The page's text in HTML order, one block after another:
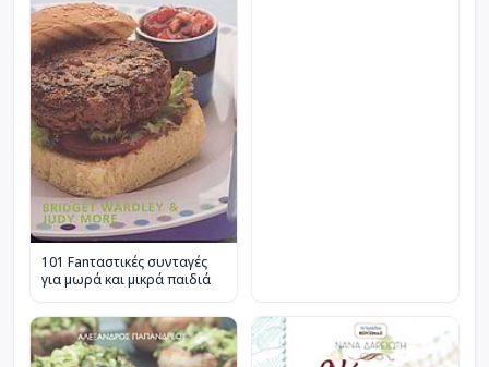
101 Fanταστικές συνταγές
για μωρά και μικρά παιδιά